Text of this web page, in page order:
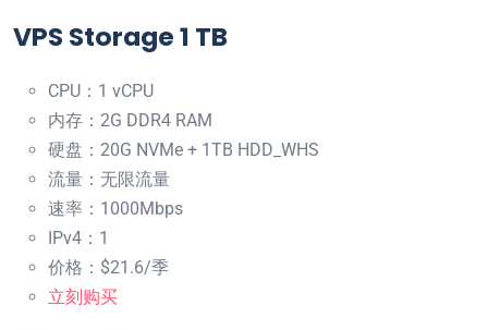
VPS Storage 1 TB
CPU：1 vCPU
内存：2G DDR4 RAM
硬盘：20G NVMe + 1TB HDD_WHS
流量：无限流量
速率：1000Mbps
IPv4：1
价格：$21.6/季
立刻购买